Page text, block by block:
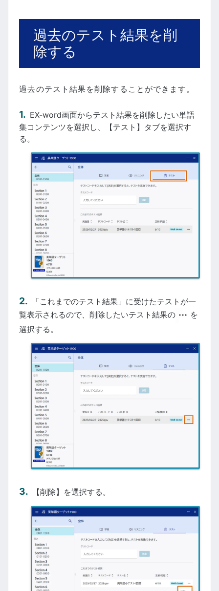
過去のテスト結果を削
除する
過去のテスト結果を削除することができます。
EX-word画面からテスト結果を削除したい単語
集コンテンツを選択し、【テスト】タブを選択す
る。
「これまでのテスト結果」に受けたテストが一
覧表示されるので、削除したいテスト結果の
を
選択する。
【削除】を選択する。